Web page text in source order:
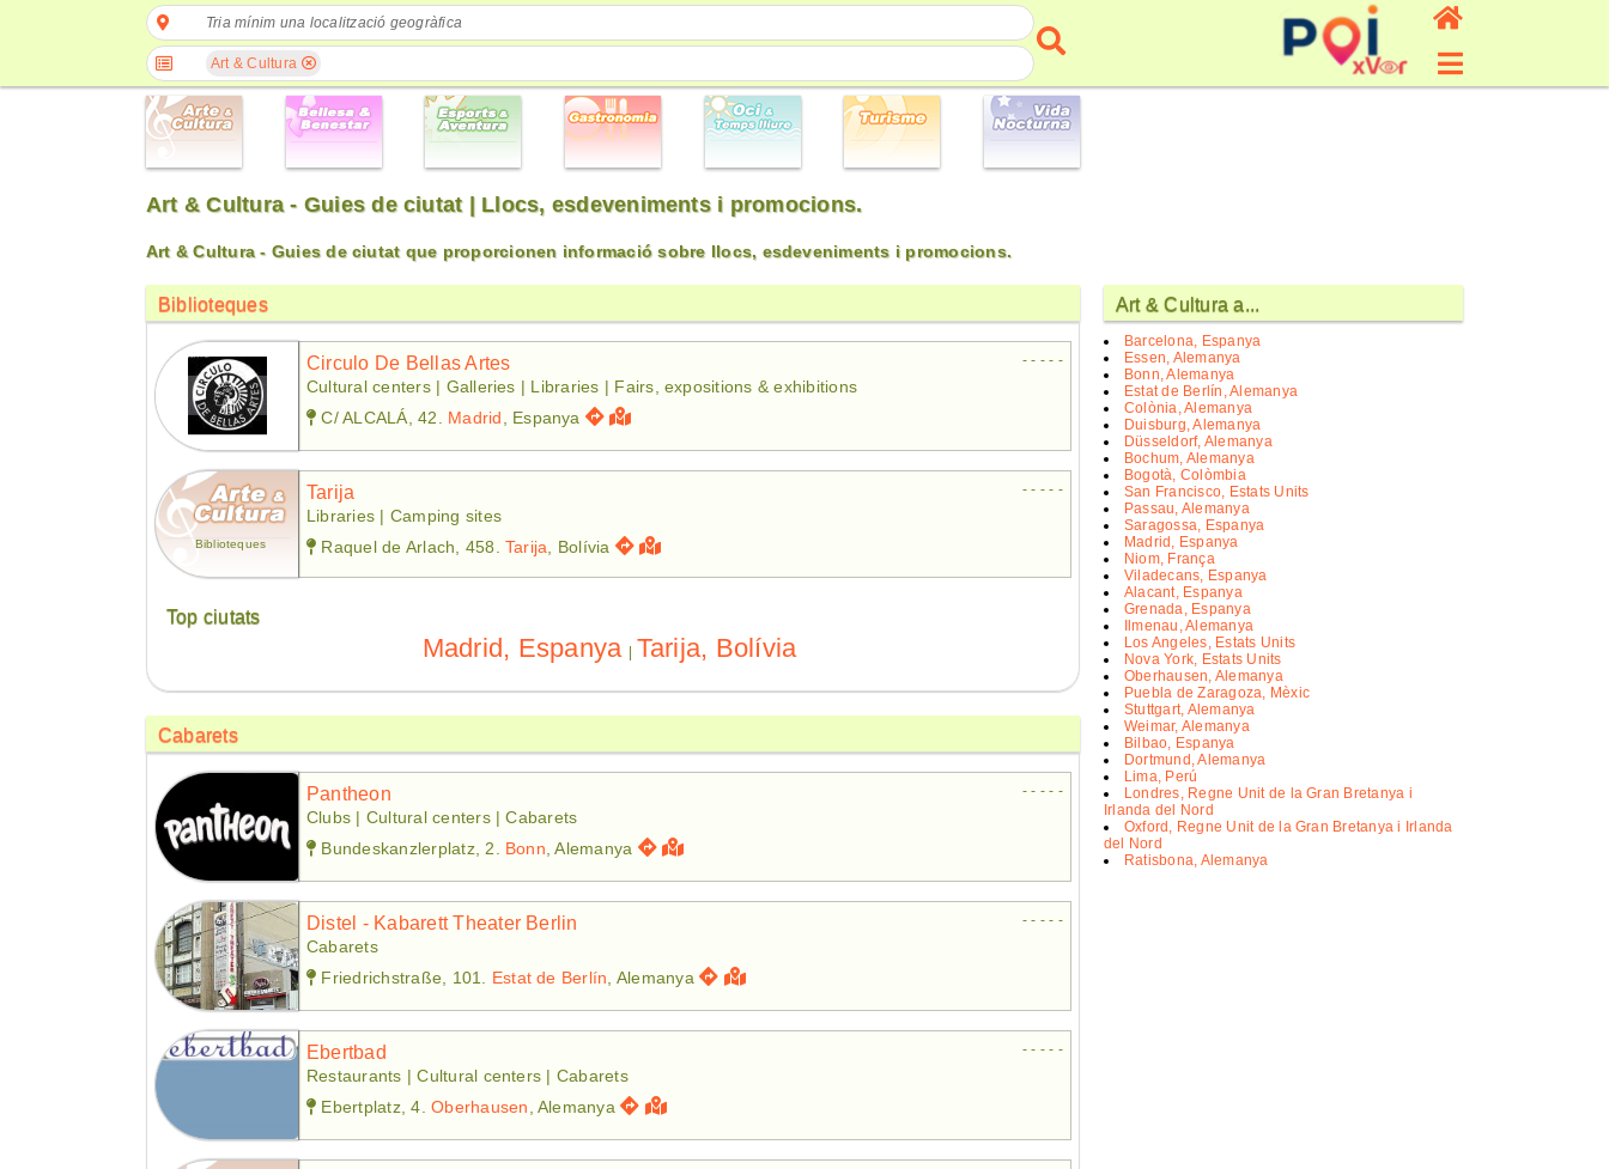
Tria mínim una localització geogràfica
Art & Cultura
Art & Cultura - Guies de ciutat | Llocs, esdeveniments i promocions.
Art & Cultura - Guies de ciutat que proporcionen informació sobre llocs, esdeveniments i promocions.
Biblioteques
Circulo De Bellas Artes - - - - -
Cultural centers | Galleries | Libraries | Fairs, expositions & exhibitions
C/ ALCALÁ, 42. Madrid , Espanya
Biblioteques
Tarija - - - - -
Libraries | Camping sites
Raquel de Arlach, 458.Tarija , Bolívia
Top ciutats
Madrid, Espanya Tarija, Bolívia
Cabarets
Pantheon - - - - -
Clubs | Cultural centers | Cabarets
Bundeskanzlerplatz, 2. Bonn , Alemanya
Distel - Kabarett Theater Berlin - - - - -
Cabarets
Friedrichstraße, 101. Estat de Berlín , Alemanya
Ebertbad - - - - -
Restaurants | Cultural centers | Cabarets
Ebertplatz, 4.Oberhausen , Alemanya
Art & Cultura a...
Barcelona, Espanya
Essen, Alemanya
Bonn, Alemanya
Estat de Berlín, Alemanya
Colònia, Alemanya
Duisburg, Alemanya
Düsseldorf, Alemanya
Bochum, Alemanya
Bogotà, Colòmbia
San Francisco, Estats Units
Passau, Alemanya
Saragossa, Espanya
Madrid, Espanya
Niom, França
Viladecans, Espanya
Alacant, Espanya
Grenada, Espanya
Ilmenau, Alemanya
Los Angeles, Estats Units
Nova York, Estats Units
Oberhausen, Alemanya
Puebla de Zaragoza, Mèxic
Stuttgart, Alemanya
Weimar, Alemanya
Bilbao, Espanya
Dortmund, Alemanya
Lima, Perú
Londres, Regne Unit de la Gran Bretanya i
Irlanda del Nord
Oxford, Regne Unit de la Gran Bretanya i Irlanda
del Nord
Ratisbona, Alemanya